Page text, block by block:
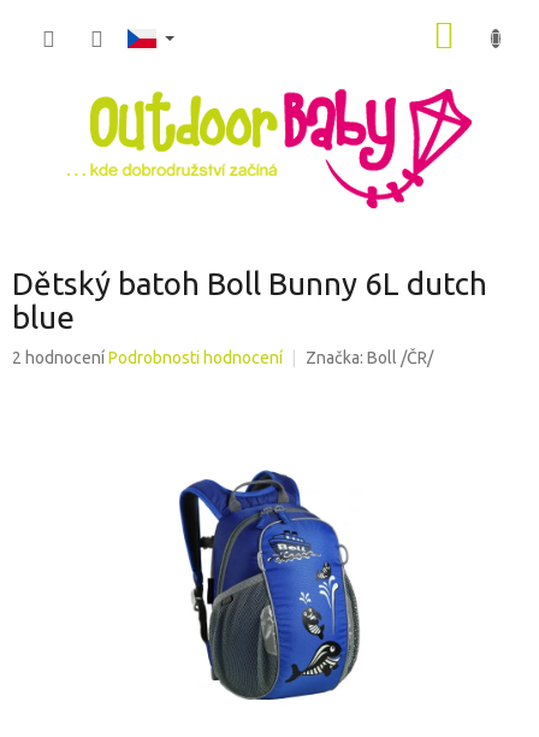
Dětský batoh Boll Bunny 6L dutch
blue
Průměrné
2 hodnoceníPodrobnosti hodnocení Značka: Boll /ČR/